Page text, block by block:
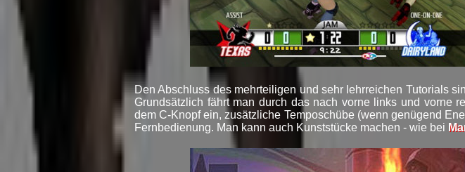
Den Abschluss des mehrteiligen und sehr lehrreichen Tutorials
Grundsätzlich fährt man durch das nach vorne links und vorne
dem C-Knopf ein, zusätzliche Temposchübe (wenn genügend
Fernbedienung. Man kann auch Kunststücke machen - wie bei